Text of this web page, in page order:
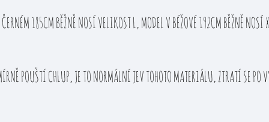
185CM BĚŽNĚ NOSÍ VELIKOST L, MODEL V BÉŽOVÉ 192CM BĚŽNĚ NOSÍ
POUŠTÍ CHLUP, JE TO NORMÁLNÍ JEV TOHOTO MATERIÁLU, ZTRATÍ SE PO